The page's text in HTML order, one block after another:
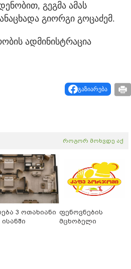
გეგმა ამას
გიორგი გოცაძემ.
ადმინისტრაცია
გაზიარება
როგორ მოხვდე აქ
3 ოთახიანი
ისანში
ფენოვნების
მცხობელი